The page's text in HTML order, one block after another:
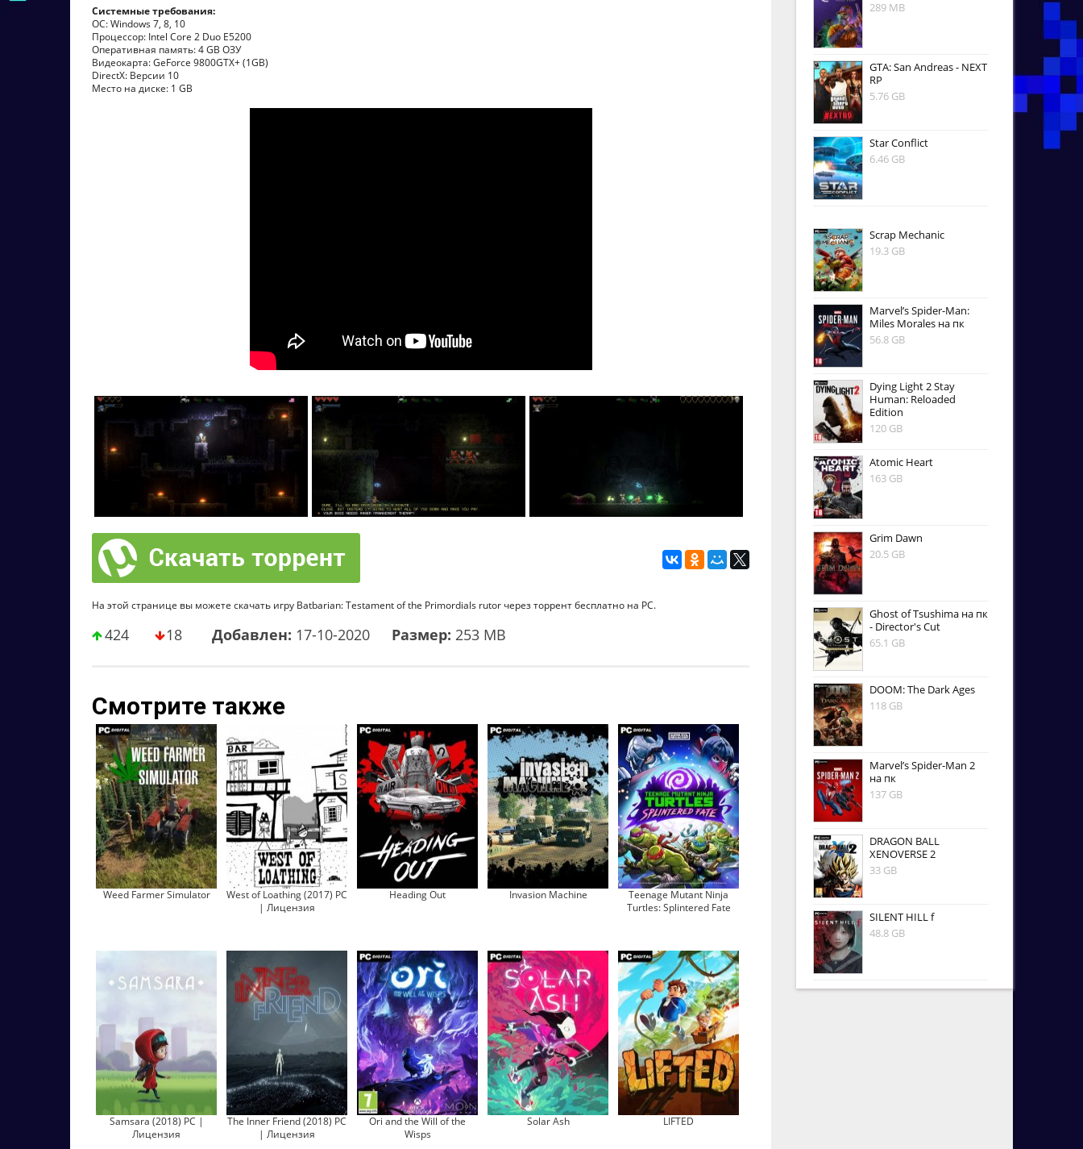
Системные требования:
ОС: Windows 7, 8, 10
Процессор: Intel Core 2 Duo E5200
Оперативная память: 4 GB ОЗУ
Видеокарта: GeForce 9800GTX+ (1GB)
DirectX: Версии 10
Место на диске: 1 GB
На этой странице вы можете скачать игру Batbarian: Testament of the Primordials rutor через торрент бесплатно на PC.
424 18 Добавлен: 17-10-2020 Размер: 253 MB
Смотрите также
Weed Farmer Simulator
West of Loathing (2017) PC
| Лицензия
Heading Out Invasion Machine
Teenage Mutant Ninja
Turtles: Splintered Fate
Samsara (2018) PC |
Лицензия
The Inner Friend (2018) PC
| Лицензия
Ori and the Will of the
Wisps
Solar Ash LIFTED
289 MB
GTA: San Andreas - NEXT
RP
5.76 GB
Star Conflict
6.46 GB
Scrap Mechanic
19.3 GB
Marvel’s Spider-Man:
Miles Morales на пк
56.8 GB
Dying Light 2 Stay
Human: Reloaded
Edition
120 GB
Atomic Heart
163 GB
Grim Dawn
20.5 GB
Ghost of Tsushima на пк
- Director's Cut
65.1 GB
DOOM: The Dark Ages
118 GB
Marvel’s Spider-Man 2
на пк
137 GB
DRAGON BALL
XENOVERSE 2
33 GB
SILENT HILL f
48.8 GB